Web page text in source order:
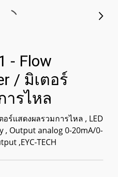
- Flow
/ มิเตอร์
ารไหล
ร์แสดงผลรวมการไหล , LED
, Output analog 0-20mA/0-
,EYC-TECH